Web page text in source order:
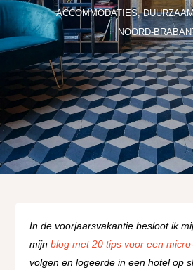
ACCOMMODATIES,
NOORD-
In de voorjaarsvakantie besloot ik
mijnblog met 20 tips voor een
volgen en logeerde in een hotel op